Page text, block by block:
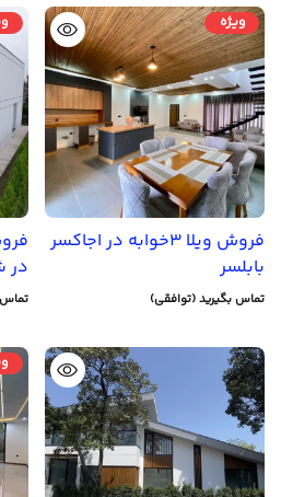
ویژه
فروش ویلا 3خوابه در اجاکسر
بابلسر
تماس بگیرید (توافقی)
در